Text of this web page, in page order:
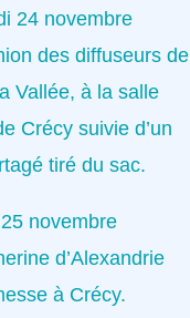
24 novembre
des diffuseurs de
Vallée, à la salle
Crécy suivie d’un
tiré du sac.
novembre
d’Alexandrie
à Crécy.